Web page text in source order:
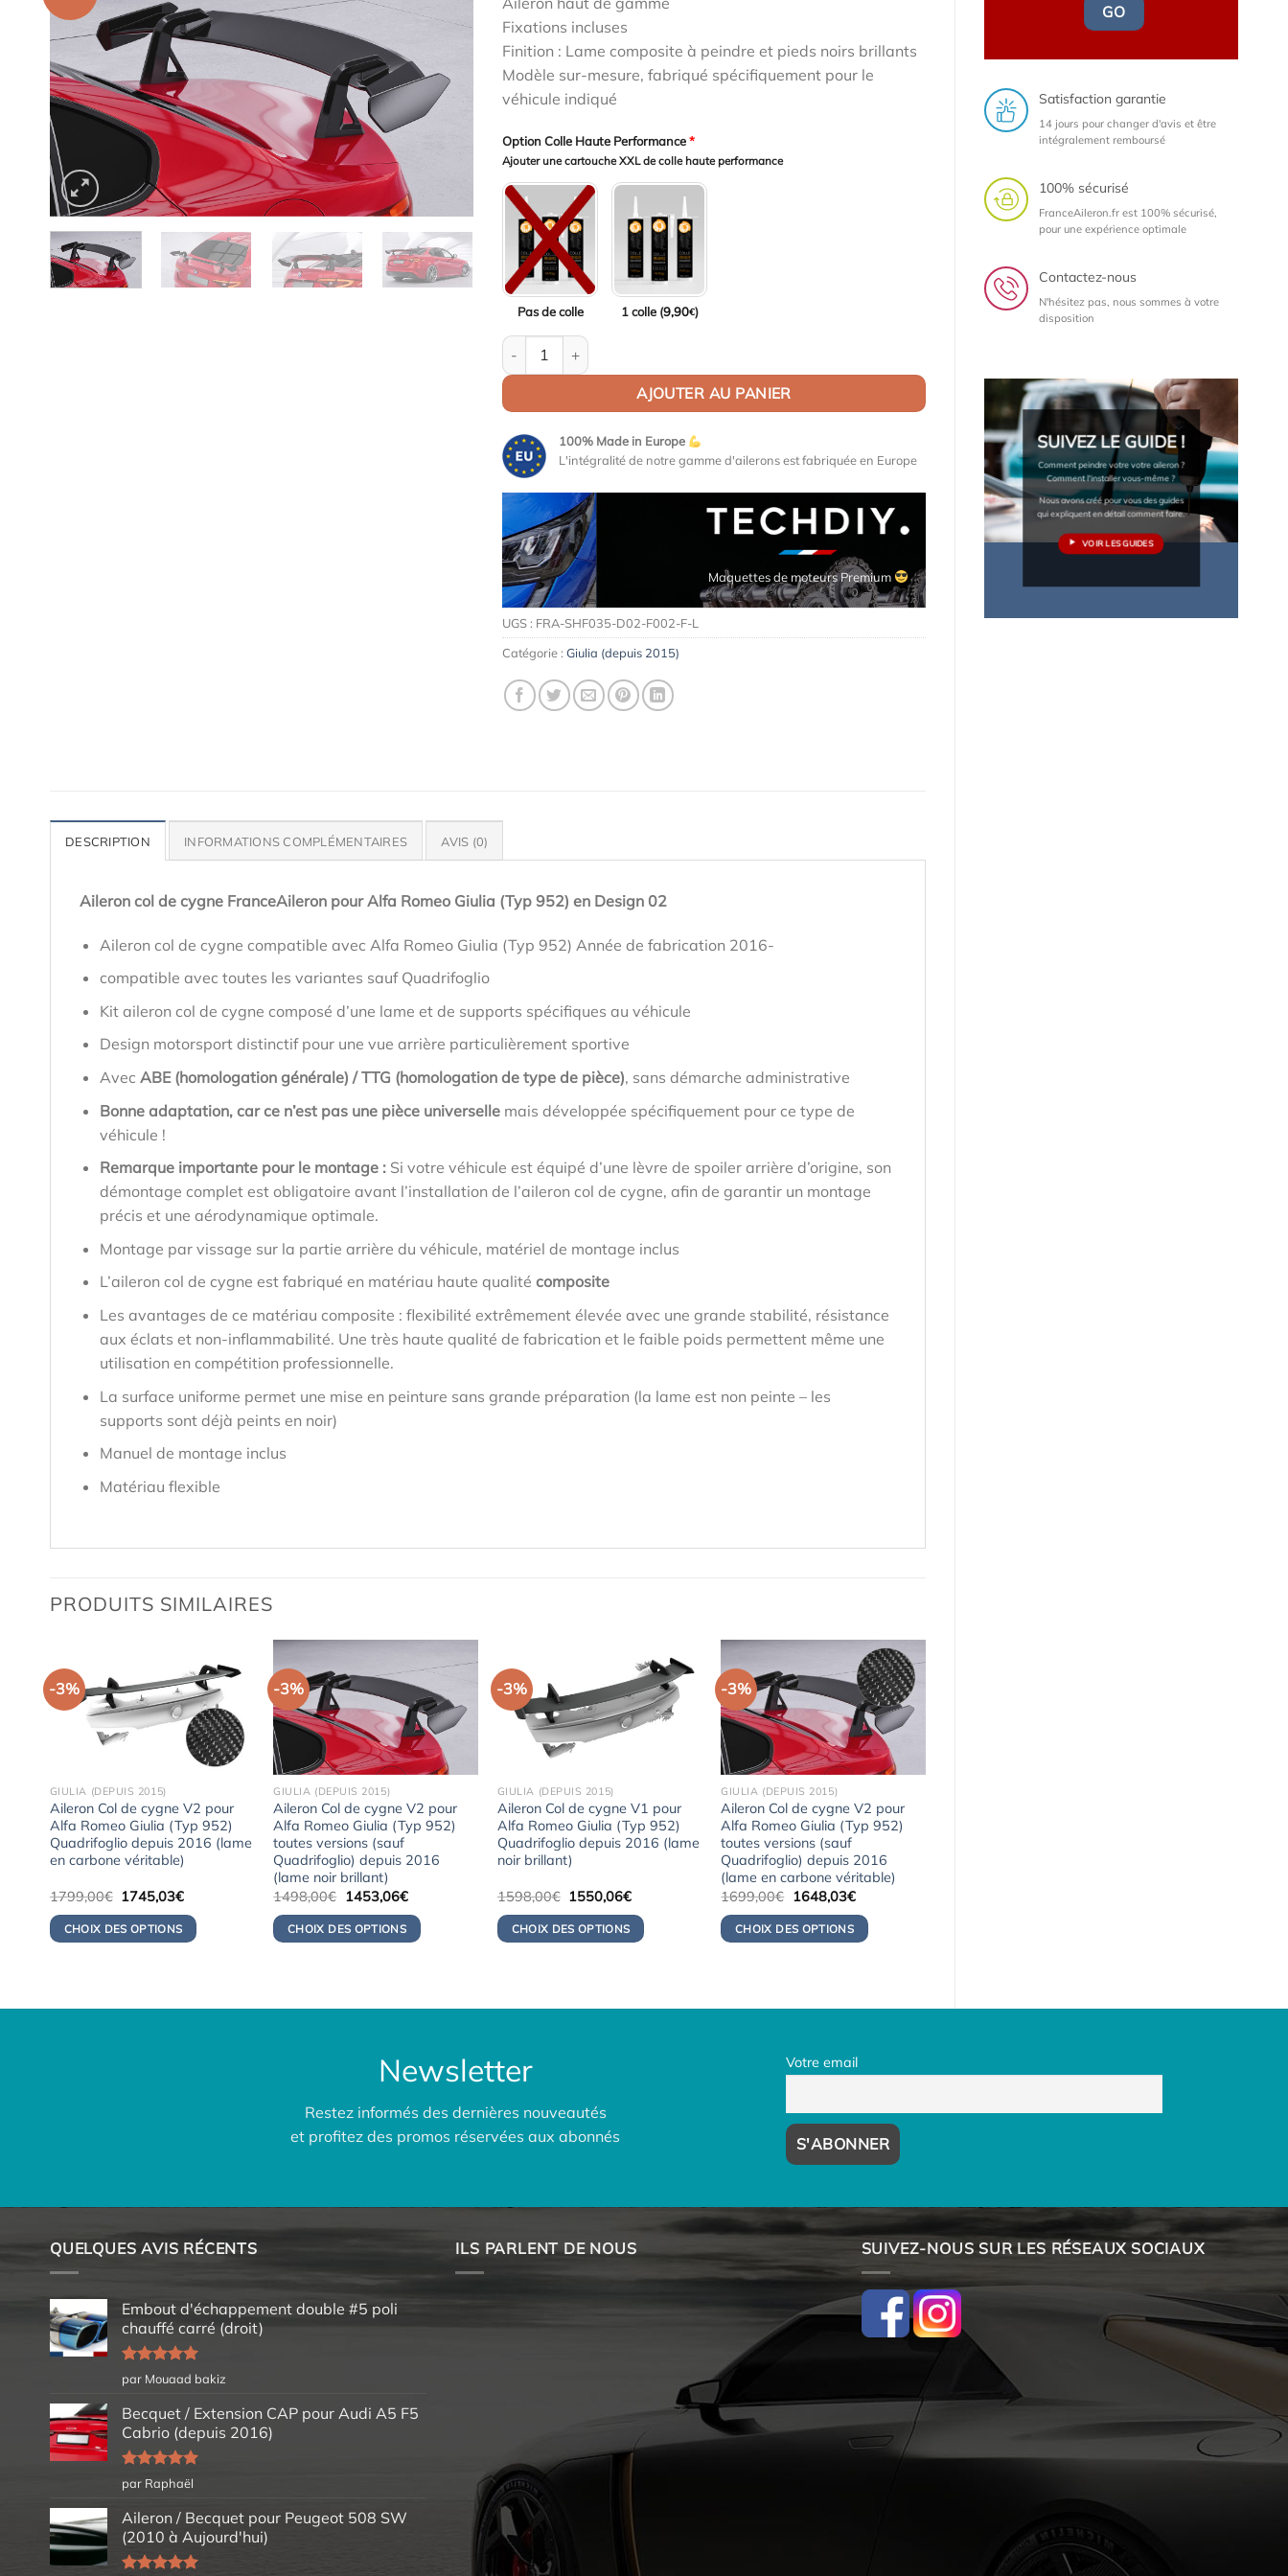
GO
Satisfaction garantie
14 jours pour changer d'avis et être
intégralement remboursé
100% sécurisé
FranceAileron.fr est 100% sécurisé,
pour une expérience optimale
Contactez-nous
N'hésitez pas, nous sommes à votre
disposition
SUIVEZ LE GUIDE !
Comment peindre votre votre aileron ?
Comment l'installer vous-même ?
Nous avons créé pour vous des guides
qui expliquent en détail comment faire.
VOIR LES GUIDES
initial
était :
1199,00€.1163,03€.
Fixations incluses
Finition : Lame composite à peindre et pieds noirs brillants
Modèle sur-mesure, fabriqué spécifiquement pour le
véhicule indiqué
Option Colle Haute Performance*
Ajouter une cartouche XXL de colle haute performance
Pas de colle 1 colle (9,90€)
quantité de Aileron Col de cygne V2 pour Alfa Romeo Giulia (Typ 952) toutes versions (sauf Quadrifoglio) depuis 2016
AJOUTER AU PANIER
100% Made in Europe
L'intégralité de notre gamme d'ailerons est fabriquée en Europe
Maquettes de moteurs Premium
UGS : FRA-SHF035-D02-F002-F-L
Catégorie : Giulia (depuis 2015)
DESCRIPTION INFORMATIONS COMPLÉMENTAIRES AVIS (0)
Aileron col de cygne FranceAileron pour Alfa Romeo Giulia (Typ 952) en Design 02
Aileron col de cygne compatible avec Alfa Romeo Giulia (Typ 952) Année de fabrication 2016-
compatible avec toutes les variantes sauf Quadrifoglio
Kit aileron col de cygne composé d’une lame et de supports spécifiques au véhicule
Design motorsport distinctif pour une vue arrière particulièrement sportive
Avec ABE (homologation générale) / TTG (homologation de type de pièce), sans démarche administrative
Bonne adaptation, car ce n’est pas une pièce universellemais développée spécifiquement pour ce type de
véhicule !
Remarque importante pour le montage : Si votre véhicule est équipé d’une lèvre de spoiler arrière d’origine, son
démontage complet est obligatoire avant l’installation de l’aileron col de cygne, afin de garantir un montage
précis et une aérodynamique optimale.
Montage par vissage sur la partie arrière du véhicule, matériel de montage inclus
L’aileron col de cygne est fabriqué en matériau haute qualité composite
Les avantages de ce matériau composite : flexibilité extrêmement élevée avec une grande stabilité, résistance
aux éclats et non-inflammabilité. Une très haute qualité de fabrication et le faible poids permettent même une
utilisation en compétition professionnelle.
La surface uniforme permet une mise en peinture sans grande préparation (la lame est non peinte – les
supports sont déjà peints en noir)
Manuel de montage inclus
Matériau flexible
PRODUITS SIMILAIRES
-3%
GIULIA (DEPUIS 2015)
Aileron Col de cygne V2 pour
Alfa Romeo Giulia (Typ 952)
Quadrifoglio depuis 2016 (lame
en carbone véritable)
1799,00€ Le
initial
était :
1745,03€Le
actuel
est :
CHOIX DES OPTIONS
-3%
GIULIA (DEPUIS 2015)
Aileron Col de cygne V2 pour
Alfa Romeo Giulia (Typ 952)
toutes versions (sauf
Quadrifoglio) depuis 2016
(lame noir brillant)
1498,00€ Le
initial
était :
1453,06€Le
actuel
est :
CHOIX DES OPTIONS
-3%
GIULIA (DEPUIS 2015)
Aileron Col de cygne V1 pour
Alfa Romeo Giulia (Typ 952)
Quadrifoglio depuis 2016 (lame
noir brillant)
1598,00€ Le
initial
était :
1550,06€Le
actuel
est :
CHOIX DES OPTIONS
-3%
GIULIA (DEPUIS 2015)
Aileron Col de cygne V2 pour
Alfa Romeo Giulia (Typ 952)
toutes versions (sauf
Quadrifoglio) depuis 2016
(lame en carbone véritable)
1699,00€ Le
initial
était :
1648,03€Le
actuel
est :
CHOIX DES OPTIONS
Newsletter
Restez informés des dernières nouveautés
et profitez des promos réservées aux abonnés
Votre email
QUELQUES AVIS RÉCENTS
Embout d'échappement double #5 poli
chauffé carré (droit)
Note5sur
5
par Mouaad bakiz
Becquet / Extension CAP pour Audi A5 F5
Cabrio (depuis 2016)
Note5sur
5
par Raphaël
Aileron / Becquet pour Peugeot 508 SW
(2010 à Aujourd'hui)
ILS PARLENT DE NOUS SUIVEZ-NOUS SUR LES RÉSEAUX SOCIAUX